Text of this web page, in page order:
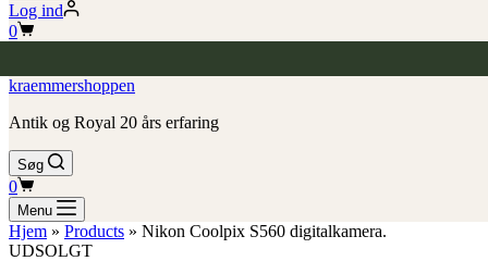
Log ind
Indkøbskurv
0
kraemmershoppen
Antik og Royal 20 års erfaring
Søg
Indkøbskurv
0
Menu
Hjem » Products » Nikon Coolpix S560 digitalkamera.
UDSOLGT